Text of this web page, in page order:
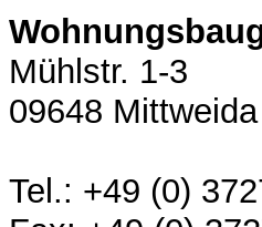
Mühlstr. 1-3
09648 Mittweida
Tel.: +49 (0)